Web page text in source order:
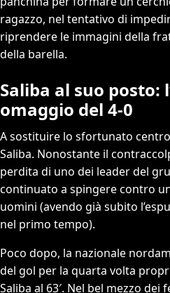
ragazzo, nel tentativo di
riprendere le immagini della
della barella.
Saliba al suo posto:
omaggio del 4-0
A sostituire lo sfortunato
Saliba. Nonostante il
perdita di uno dei leader del
continuato a spingere contro
uomini (avendo già subito
nel primo tempo).
Poco dopo, la nazionale
del gol per la quarta volta
Saliba al 63′. Nel bel mezzo